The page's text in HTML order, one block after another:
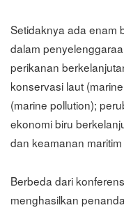
Setidaknya ada enam
dalam
perikanan
konservasi laut
(marine pollution);
ekonomi biru
dan keamanan
Berbeda dari
menghasilkan